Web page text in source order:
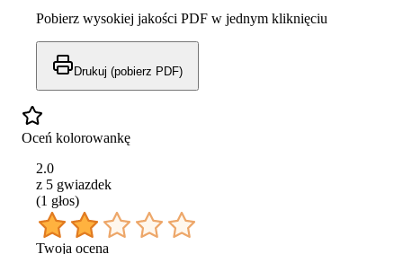
Pobierz wysokiej jakości PDF w jednym kliknięciu
Drukuj (pobierz PDF)
Oceń kolorowankę
2.0
z 5 gwiazdek
(1 głos)
Twoja ocena